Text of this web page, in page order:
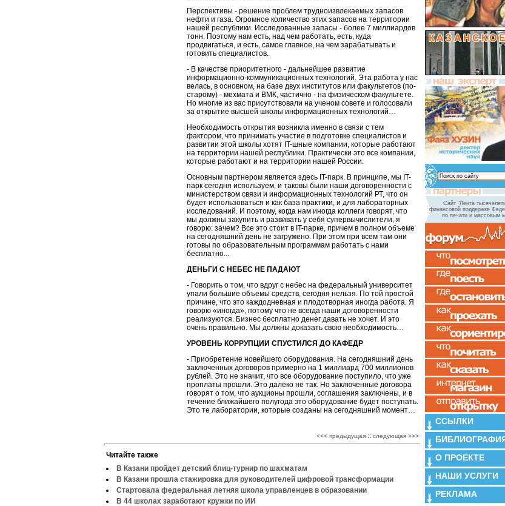
Перспективы - решение проблем трудноизвлекаемых запасов
нефти и газа. Огромное количество этих запасов на территории
нашей республики. Исследованные запасы - более 7 миллиардов
тонн. Поэтому нам есть, над чем работать, есть, куда
продвигаться, и есть, самое главное, на чем зарабатывать и
готовить специалистов.
- В качестве приоритетного - дальнейшее развитие
информационно-коммуникационных технологий. Эта работа у нас
велась, в основном, на базе двух институтов или факультетов (по-
старому) - мехмата и ВМК, частично - на физическом факультете.
Но многие из вас присутствовали на ученом совете и голосовали
за открытие высшей школы информационных технологий…
Необходимость открытия возникла именно в связи с тем
фактором, что принимать участие в подготовке специалистов и
развитии этой школы хотят IT-шные компании, которые работают
на территории нашей республики. Практически это все компании,
которые работают и на территории нашей России.
Основным партнером является здесь IT-парк. В принципе, мы IT-
парк сегодня используем, и таковы были наши договоренности с
министерством связи и информационных технологий РТ, что он
будет использоваться и как база практики, и для лабораторных
исследований. И поэтому, когда нам иногда коллеги говорят, что
мы должны закупить и развивать у себя супервычислители, я
говорю: зачем? Все это стоит в IT-парке, причем в полном объеме
на сегодняшний день не загружено. При этом при всем там они
готовы по образовательным программам работать с нами
бесплатно...
ДЕНЬГИ С НЕБЕС НЕ ПАДАЮТ
- Говорить о том, что вдруг с небес на федеральный университет
упали большие объемы средств, сегодня нельзя. По той простой
причине, что это каждодневная и плодотворная иногда работа. Я
говорю «иногда», потому что не всегда наши договоренности
реализуются. Бизнес бесплатно денег давать не хочет. И это
очень правильно. Мы должны доказать свою необходимость…
УРОВЕНЬ КОРРУПЦИИ СПУСТИЛСЯ ДО КАФЕДР
- Приобретение новейшего оборудования. На сегодняшний день
заключенных договоров примерно на 1 миллиард 700 миллионов
рублей. Это не значит, что все оборудование поступило, что уже
проплаты прошли. Это далеко не так. Но заключенные договора
говорят о том, что аукционы прошли, соглашения заключены, и в
течение ближайшего полугода это оборудование будет поступать.
Это те лаборатории, которые созданы на сегодняшний момент…
<<< предыдущая :: следующая >>>
Читайте также
В Казани пройдет детский блиц-турнир по шахматам
В Казани прошла стажировка для руководителей цифровой трансформации
Стартовала федеральная летняя школа управленцев в образовании
В 44 школах заработают кружки по ИИ
Сайт "Лента
финансовой поддержке
по печати и массовым
ССЫЛКИ
О ПРОЕКТЕ
НАШИ УСЛУГИ
РЕКЛАМА